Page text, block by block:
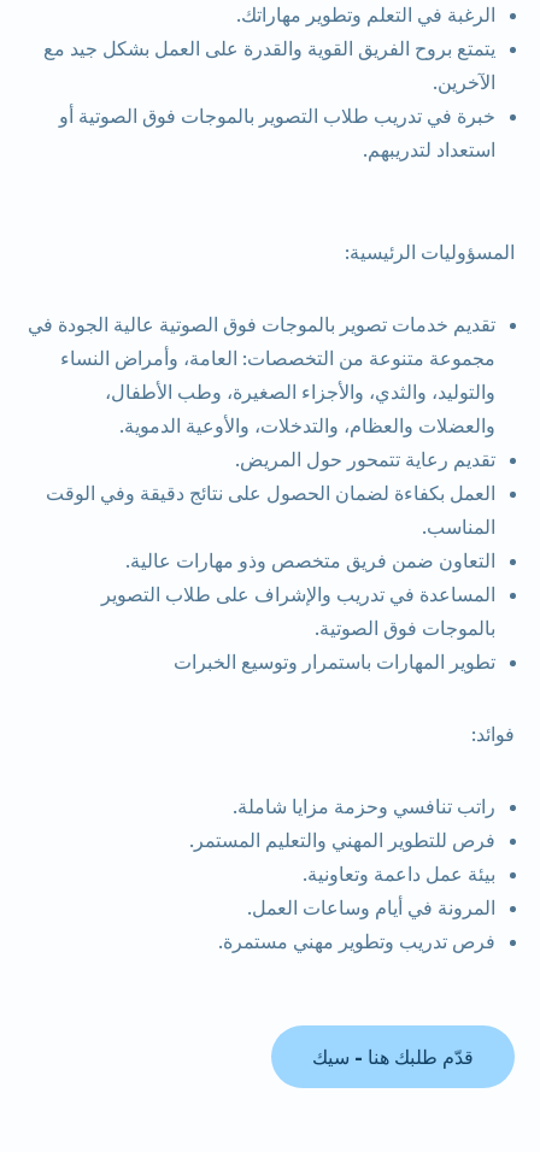
الرغبة في التعلم وتطوير مهاراتك.
يتمتع بروح الفريق القوية والقدرة على العمل بشكل جيد مع
الآخرين.
خبرة في تدريب طلاب التصوير بالموجات فوق الصوتية أو
استعداد لتدريبهم.
المسؤوليات الرئيسية:
تقديم خدمات تصوير بالموجات فوق الصوتية عالية الجودة في
مجموعة متنوعة من التخصصات: العامة، وأمراض النساء
والتوليد، والثدي، والأجزاء الصغيرة، وطب الأطفال،
والعضلات والعظام، والتدخلات، والأوعية الدموية.
تقديم رعاية تتمحور حول المريض.
العمل بكفاءة لضمان الحصول على نتائج دقيقة وفي الوقت
المناسب.
التعاون ضمن فريق متخصص وذو مهارات عالية.
المساعدة في تدريب والإشراف على طلاب التصوير
بالموجات فوق الصوتية.
تطوير المهارات باستمرار وتوسيع الخبرات
فوائد:
راتب تنافسي وحزمة مزايا شاملة.
فرص للتطوير المهني والتعليم المستمر.
بيئة عمل داعمة وتعاونية.
المرونة في أيام وساعات العمل.
فرص تدريب وتطوير مهني مستمرة.
قدّم طلبك هنا - سيك